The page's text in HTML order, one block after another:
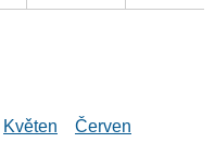
Květen
Červen